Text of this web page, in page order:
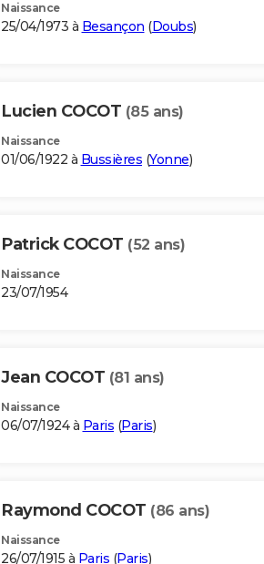
Naissance
25/04/1973 à Besançon (Doubs)
Lucien COCOT (85 ans)
Naissance
01/06/1922 à Bussières (Yonne)
Patrick COCOT (52 ans)
Naissance
23/07/1954
Jean COCOT (81 ans)
Naissance
06/07/1924 à Paris (Paris)
Raymond COCOT (86 ans)
Naissance
26/07/1915 à Paris (Paris)